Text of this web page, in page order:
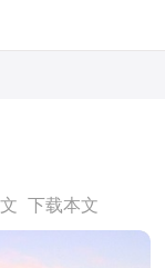
下载本文